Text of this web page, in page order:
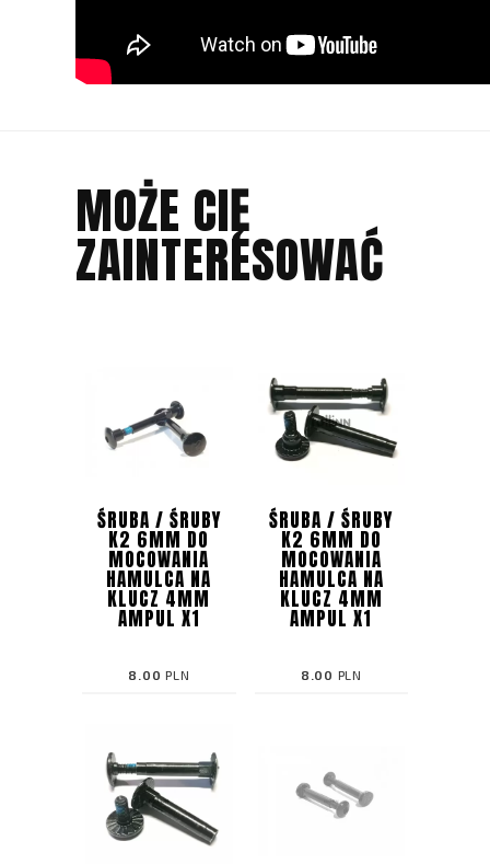
MOŻE CIĘ
ZAINTERESOWAĆ
ŚRUBA / ŚRUBY
K2 6MM DO
MOCOWANIA
HAMULCA NA
KLUCZ 4MM
AMPUL X1
8.00 PLN
ŚRUBA / ŚRUBY
K2 6MM DO
MOCOWANIA
HAMULCA NA
KLUCZ 4MM
AMPUL X1
8.00 PLN